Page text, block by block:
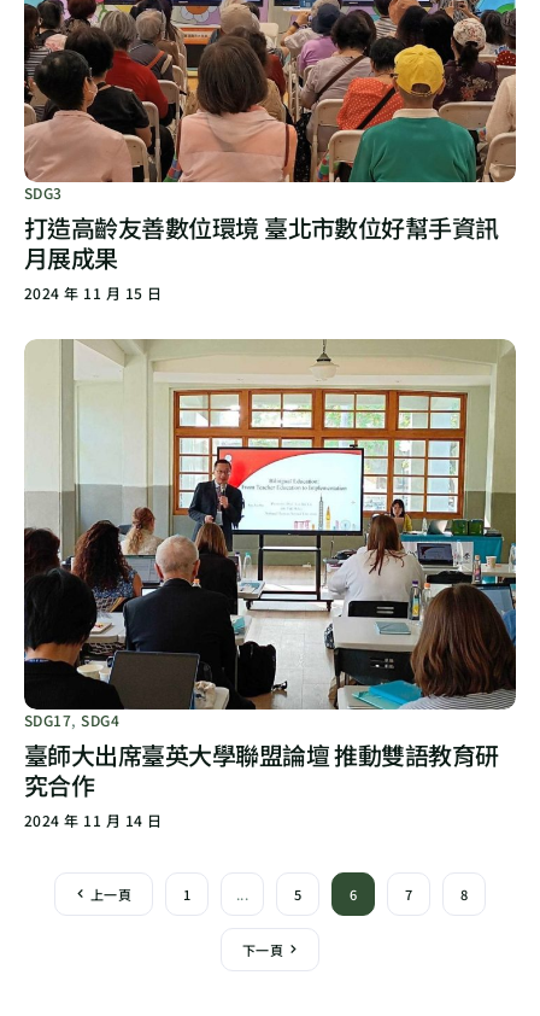
SDG3
打造高齡友善數位環境 臺北市數位好幫手資訊
月展成果
2024 年 11 月 15 日
SDG17,SDG4
臺師大出席臺英大學聯盟論壇 推動雙語教育研
究合作
2024 年 11 月 14 日
上一頁 1 ... 5 6 7 8
下一頁